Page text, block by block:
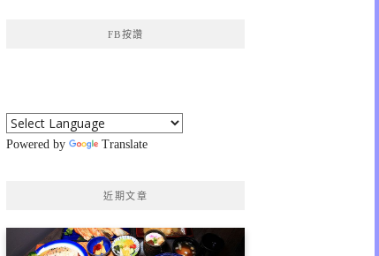
FB按讚
Powered by Translate
近期文章